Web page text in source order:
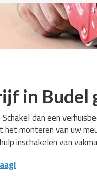
in Budel
dan een
het monteren van uw
inschakelen van